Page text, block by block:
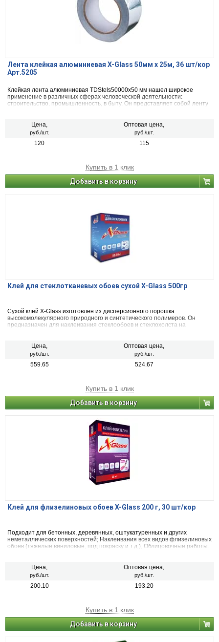
Лента клейкая алюминиевая X-Glass 50мм х 25м, 36 шт/кор
Арт.5205
Клейкая лента алюминиевая TDStels50000x50 мм нашел широкое
применение в различных сферах человеческой деятельности:
строительство, промышленность, в быту. Он представляет собой ленту
Цена,
руб./шт.
Оптовая цена,
руб./шт.
120 115
Купить в 1 клик
Добавить в корзину
Клей для стеклотканевых обоев сухой X-Glass 500гр
Сухой клей X­-Glass изготовлен из дисперсионного порошка
высокомолекулярного природного и синтетического полимеров. Он
предназначен для наклеивания стеклообоев и стеклохолста на
Цена,
руб./шт.
Оптовая цена,
руб./шт.
559.65 524.67
Купить в 1 клик
Добавить в корзину
Клей для флизелиновых обоев X-Glass 200 г, 30 шт/кор
Подходит для бетонных, деревянных, оштукатуренных и других
неметаллических поверхностей; Наклеивания всех видов флизелиновых
обоев (тяжелые виниловые, под покраску и т.д.); Облицовочные работы.
Цена,
руб./шт.
Оптовая цена,
руб./шт.
200.10 193.20
Купить в 1 клик
Добавить в корзину